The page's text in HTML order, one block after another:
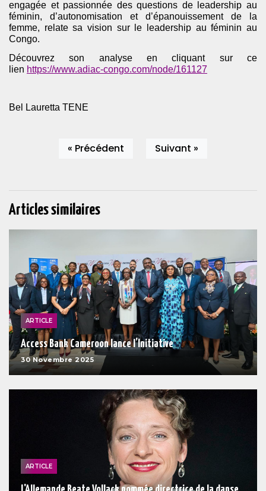
engagée et passionnée des questions de leadership au
féminin, d’autonomisation et d’épanouissement de la
femme, relate sa vision sur le leadership au féminin au
Congo.
Découvrez son analyse en cliquant sur ce
lien https://www.adiac-congo.com/node/161127
Bel Lauretta TENE
« Précédent Suivant »
Articles similaires
ARTICLE
Access Bank Cameroon lance l’Initiative
30 Novembre 2025
ARTICLE